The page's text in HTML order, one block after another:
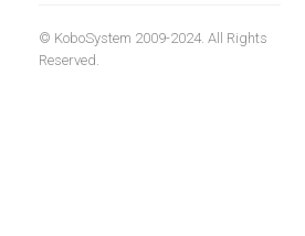
© KoboSystem 2009-2024. All Rights
Reserved.